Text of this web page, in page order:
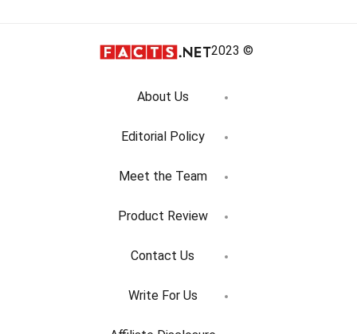
© 2023
About Us
Editorial Policy
Meet the Team
Product Review
Contact Us
Write For Us